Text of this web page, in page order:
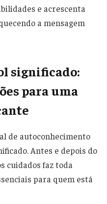
e acrescenta
a mensagem
significado:
para uma
de autoconhecimento
Antes e depois do
cuidados faz toda
para quem está